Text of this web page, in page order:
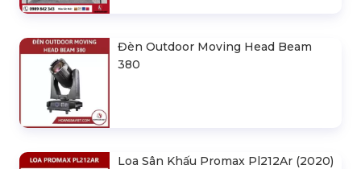
Đèn Outdoor Moving Head Beam
380
Loa Sân Khấu Promax Pl212Ar (2020)